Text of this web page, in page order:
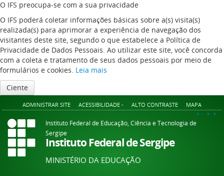
O IFS preocupa-se com a sua privacidade
O IFS poderá coletar informações básicas sobre a(s) visita(s)
realizada(s) para aprimorar a experiência de navegação dos
visitantes deste site, segundo o que estabelece a Política de
Privacidade de Dados Pessoais. Ao utilizar este site, você concorda
com a coleta e tratamento de seus dados pessoais por meio de
formulários e cookies. Leia mais
Ciente
ADMINISTRAR SITE ACESSIBILIDADE - ALTO CONTRASTE MAPA
A+ A A-
Instituto Federal de Educação, Ciência e Tecnologia de
Sergipe
Instituto Federal de Sergipe
MINISTÉRIO DA EDUCAÇÃO